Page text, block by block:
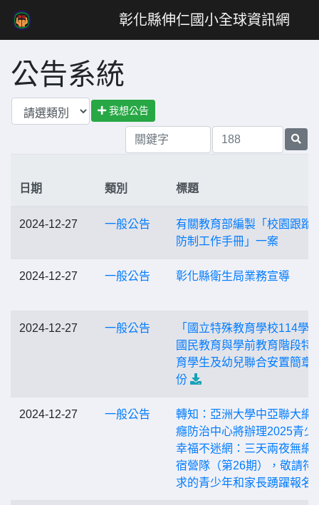
彰化縣伸仁國小全球資訊網
公告系統
我想公告
日期 類別 標題
2024-12-27 一般公告
有關教育部編製「校園跟蹤
防制工作手冊」一案
2024-12-27 一般公告 彰化縣衛生局業務宣導
2024-12-27 一般公告
「國立特殊教育學校114學
國民教育與學前教育階段特
育學生及幼兒聯合安置簡章
份
2024-12-27 一般公告
轉知：亞洲大學中亞聯大網
癮防治中心將辦理2025青少
幸福不迷網：三天兩夜無網
宿營隊（第26期），敬請符
求的青少年和家長踴躍報名